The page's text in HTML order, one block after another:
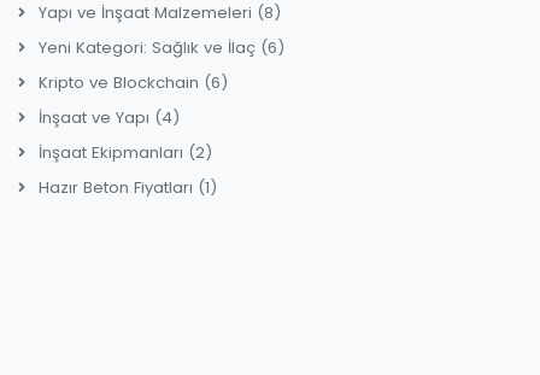
Yapı ve İnşaat Malzemeleri (8)
Yeni Kategori: Sağlık ve İlaç (6)
Kripto ve Blockchain (6)
İnşaat ve Yapı (4)
İnşaat Ekipmanları (2)
Hazır Beton Fiyatları (1)